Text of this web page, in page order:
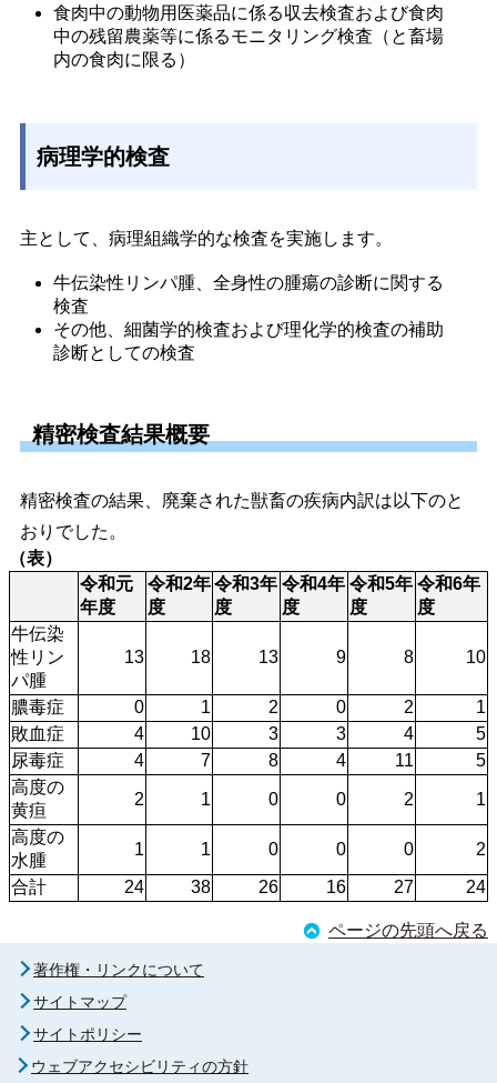
食肉中の動物用医薬品に係る収去検査および食肉
中の残留農薬等に係るモニタリング検査（と畜場
内の食肉に限る）
病理学的検査
主として、病理組織学的な検査を実施します。
牛伝染性リンパ腫、全身性の腫瘍の診断に関する
検査
その他、細菌学的検査および理化学的検査の補助
診断としての検査
精密検査結果概要
精密検査の結果、廃棄された獣畜の疾病内訳は以下のと
おりでした。
（表）
令和元
年度
令和2年
度
令和3年
度
令和4年
度
令和5年
度
令和6年
度
牛伝染
性リン
パ腫
13 18 13 9 8 10
膿毒症 0 1 2 0 2
1
敗血症
4 10 3 3 4
5
尿毒症
4 7 8 4 11
5
高度の
黄疸
2 1 0 0 2
1
高度の
水腫
1 1 0 0 0
2
合計
24 38 26 16 27 24
ページの先頭へ戻る
著作権・リンクについて
サイトマップ
サイトポリシー
ウェブアクセシビリティの方針